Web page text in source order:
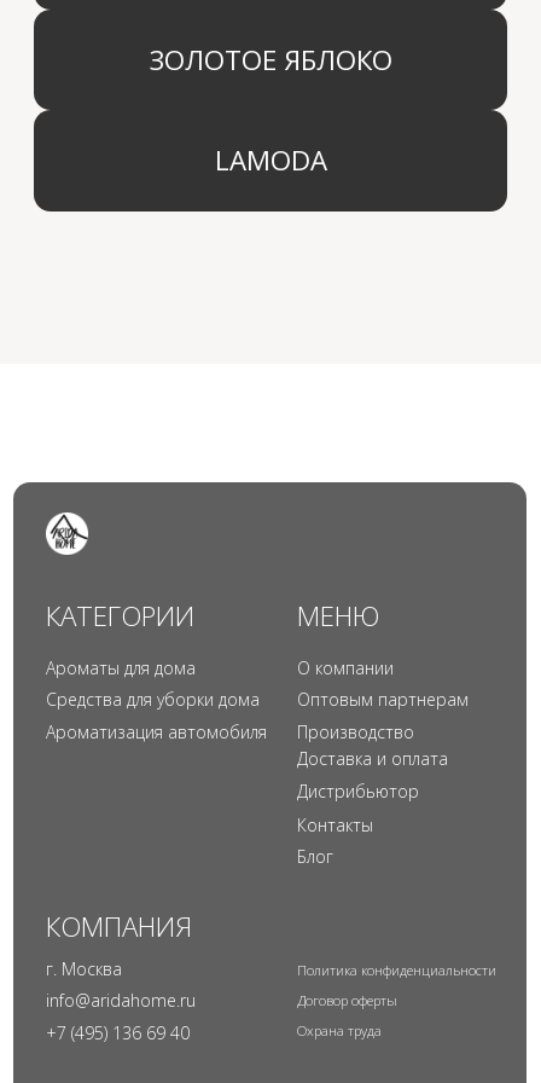
info@aridahome.ru
+7 (495) 136 69 40
Политика конфиденциальности